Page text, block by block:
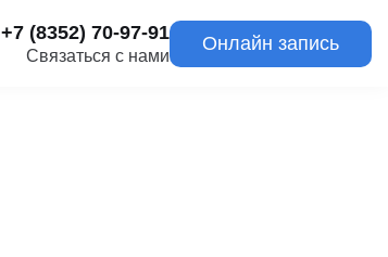
+7 (8352) 70-97-91
Связаться с нами
Онлайн запись